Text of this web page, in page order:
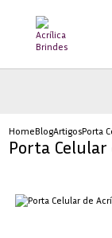
HomeBlogArtigosPorta
Porta